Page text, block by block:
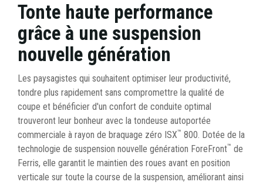
Tonte haute performance
grâce à une suspension
nouvelle génération
Les paysagistes qui souhaitent optimiser leur productivité,
tondre plus rapidement sans compromettre la qualité de
coupe et bénéficier d'un confort de conduite optimal
trouveront leur bonheur avec la tondeuse autoportée
commerciale à rayon de braquage zéro ISX™ 800. Dotée de la
technologie de suspension nouvelle génération ForeFront™ de
Ferris, elle garantit le maintien des roues avant en position
verticale sur toute la course de la suspension, améliorant ainsi